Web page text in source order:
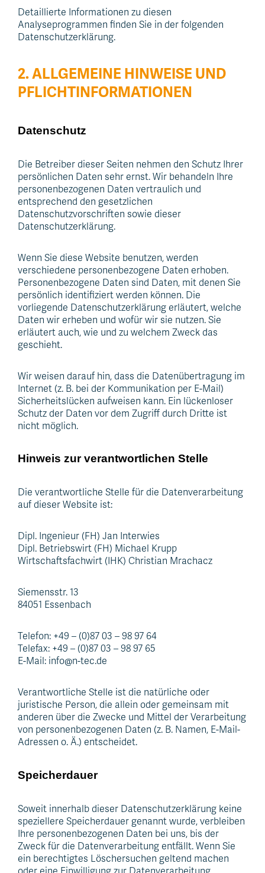
Detaillierte Informationen zu diesen
Analyseprogrammen finden Sie in der folgenden
Datenschutzerklärung.
2. ALLGEMEINE HINWEISE UND
PFLICHT­INFORMATIONEN
Datenschutz
Die Betreiber dieser Seiten nehmen den Schutz Ihrer
persönlichen Daten sehr ernst. Wir behandeln Ihre
personenbezogenen Daten vertraulich und
entsprechend den gesetzlichen
Datenschutzvorschriften sowie dieser
Datenschutzerklärung.
Wenn Sie diese Website benutzen, werden
verschiedene personenbezogene Daten erhoben.
Personenbezogene Daten sind Daten, mit denen Sie
persönlich identifiziert werden können. Die
vorliegende Datenschutzerklärung erläutert, welche
Daten wir erheben und wofür wir sie nutzen. Sie
erläutert auch, wie und zu welchem Zweck das
geschieht.
Wir weisen darauf hin, dass die Datenübertragung im
Internet (z. B. bei der Kommunikation per E-Mail)
Sicherheitslücken aufweisen kann. Ein lückenloser
Schutz der Daten vor dem Zugriff durch Dritte ist
nicht möglich.
Hinweis zur verantwortlichen Stelle
Die verantwortliche Stelle für die Datenverarbeitung
auf dieser Website ist:
Dipl. Ingenieur (FH) Jan Interwies
Dipl. Betriebswirt (FH) Michael Krupp
Wirtschaftsfachwirt (IHK) Christian Mrachacz
Siemensstr. 13
84051 Essenbach
Telefon: +49 – (0)87 03 – 98 97 64
Telefax: +49 – (0)87 03 – 98 97 65
E-Mail: info@n-tec.de
Verantwortliche Stelle ist die natürliche oder
juristische Person, die allein oder gemeinsam mit
anderen über die Zwecke und Mittel der Verarbeitung
von personenbezogenen Daten (z. B. Namen, E-Mail-
Adressen o. Ä.) entscheidet.
Speicherdauer
Soweit innerhalb dieser Datenschutzerklärung keine
speziellere Speicherdauer genannt wurde, verbleiben
Ihre personenbezogenen Daten bei uns, bis der
Zweck für die Datenverarbeitung entfällt. Wenn Sie
ein berechtigtes Löschersuchen geltend machen